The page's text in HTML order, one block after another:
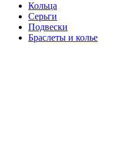
Кольца
Серьги
Подвески
Браслеты и колье